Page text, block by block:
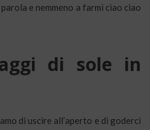
e nemmeno a farmi ciao ciao
di sole in
di uscire all’aperto e di goderci